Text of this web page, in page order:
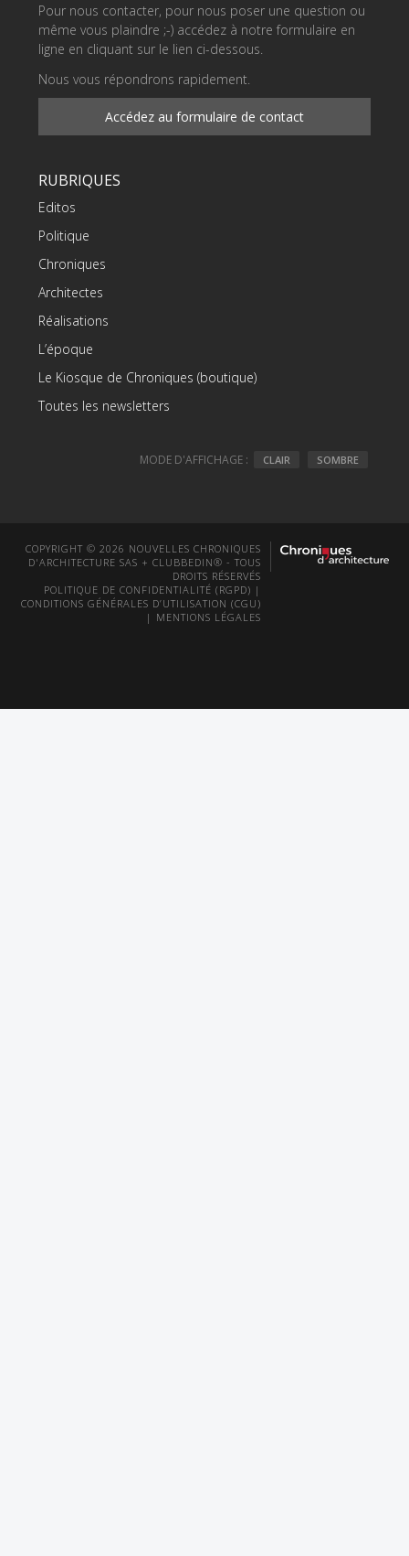
Pour nous contacter, pour nous poser une question ou
même vous plaindre ;-) accédez à notre formulaire en
ligne en cliquant sur le lien ci-dessous.
Nous vous répondrons rapidement.
Accédez au formulaire de contact
RUBRIQUES
Editos
Politique
Chroniques
Architectes
Réalisations
L’époque
Le Kiosque de Chroniques (boutique)
Toutes les newsletters
MODE D'AFFICHAGE : CLAIR SOMBRE
COPYRIGHT © 2026 NOUVELLES CHRONIQUES
D'ARCHITECTURE SAS + CLUBBEDIN® - TOUS
DROITS RÉSERVÉS
POLITIQUE DE CONFIDENTIALITÉ (RGPD) |
CONDITIONS GÉNÉRALES D’UTILISATION (CGU)
| MENTIONS LÉGALES